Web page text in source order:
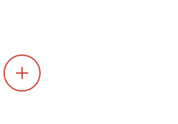
SHOW MORE